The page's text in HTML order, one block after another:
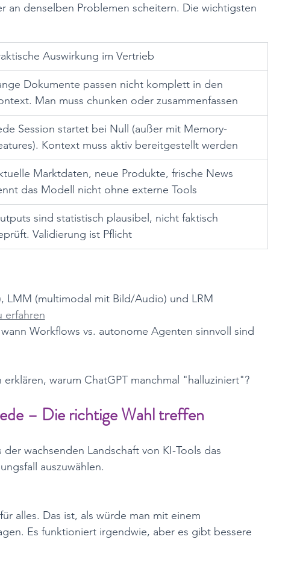
an denselben Problemen scheitern. Die wichtigsten
Auswirkung im Vertrieb
Dokumente passen nicht komplett in den
Man muss chunken oder zusammenfassen
Session startet bei Null (außer mit Memory-
Kontext muss aktiv bereitgestellt werden
Marktdaten, neue Produkte, frische News
das Modell nicht ohne externe Tools
sind statistisch plausibel, nicht faktisch
Validierung ist Pflicht
LMM (multimodal mit Bild/Audio) und LRM
erfahren
Workflows vs. autonome Agenten sinnvoll sind
erklären, warum ChatGPT manchmal "halluziniert"?
– Die richtige Wahl treffen
der wachsenden Landschaft von KI-Tools das
auszuwählen.
alles. Das ist, als würde man mit einem
Es funktioniert irgendwie, aber es gibt bessere